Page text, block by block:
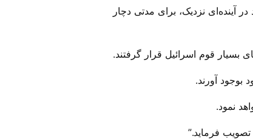
آینده‌ای نزدیک، برای مدتی دچار
قوم اسرائیل قرار گرفتند.
بوجود آورند.
نمود.
فرماید.”